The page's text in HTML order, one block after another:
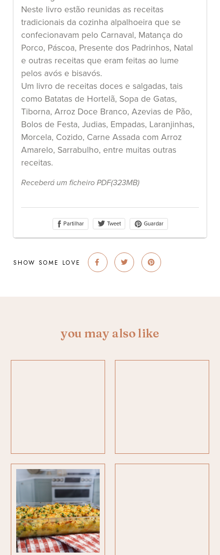
SHOW SOME LOVE
you may also like